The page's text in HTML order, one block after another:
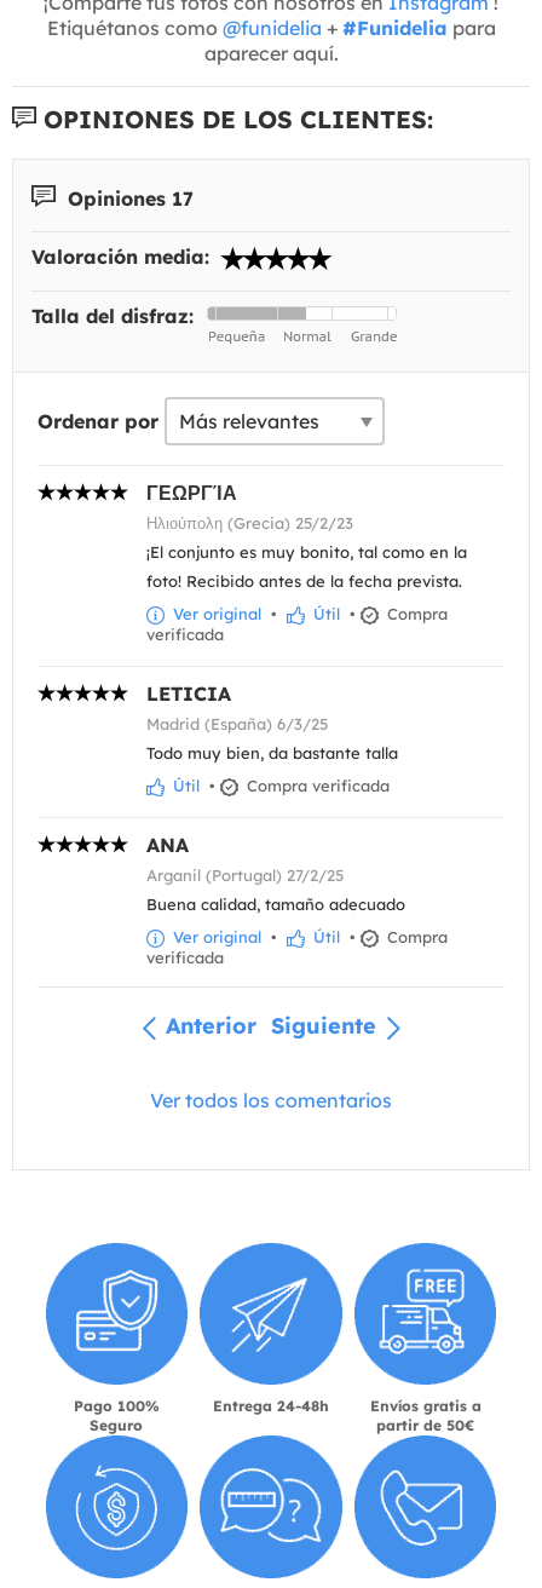
Etiquétanos como @funidelia + #Funidelia para
aparecer aquí.
OPINIONES DE LOS CLIENTES:
Opiniones 17
Valoración media:
Talla del disfraz:
Ordenar por
ΓΕΩΡΓΊΑ
Ηλιούπολη (Grecia) 25/2/23
¡El conjunto es muy bonito, tal como en la
foto! Recibido antes de la fecha prevista.
Ver original • Útil •
Compra
verificada
LETICIA
Madrid (España) 6/3/25
Todo muy bien, da bastante talla
Útil • Compra verificada
ANA
Arganil (Portugal) 27/2/25
Buena calidad, tamaño adecuado
Ver original • Útil •
Compra
verificada
Anterior Siguiente
Ver todos los comentarios
Pago 100%
Seguro
Entrega 24-48h
Envíos gratis a
partir de 50€